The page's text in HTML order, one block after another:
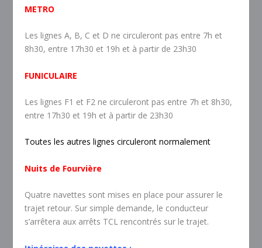
METRO
Les lignes A, B, C et D ne circuleront pas entre 7h et
8h30, entre 17h30 et 19h et à partir de 23h30
FUNICULAIRE
Les lignes F1 et F2 ne circuleront pas entre 7h et 8h30,
entre 17h30 et 19h et à partir de 23h30
Toutes les autres lignes circuleront normalement
Nuits de Fourvière
Quatre navettes sont mises en place pour assurer le
trajet retour. Sur simple demande, le conducteur
s’arrêtera aux arrêts TCL rencontrés sur le trajet.